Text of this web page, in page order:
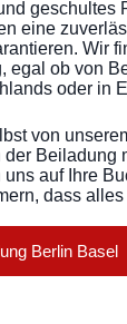
geschultes
eine
Wir
egal ob von
oder in
von
der Beiladung
auf Ihre
dass
Berlin Basel